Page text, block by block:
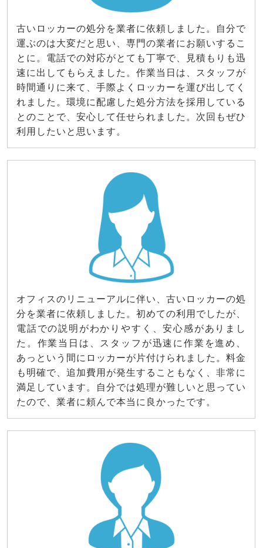
古いロッカーの処分を業者に依頼しました。自分で
運ぶのは大変だと思い、専門の業者にお願いするこ
とに。電話での対応がとても丁寧で、見積もりも迅
速に出してもらえました。作業当日は、スタッフが
時間通りに来て、手際よくロッカーを運び出してく
れました。環境に配慮した処分方法を採用している
とのことで、安心して任せられました。次回もぜひ
利用したいと思います。
オフィスのリニューアルに伴い、古いロッカーの処
分を業者に依頼しました。初めての利用でしたが、
電話での説明がわかりやすく、安心感がありまし
た。作業当日は、スタッフが迅速に作業を進め、
あっという間にロッカーが片付けられました。料金
も明確で、追加費用が発生することもなく、非常に
満足しています。自分では処理が難しいと思ってい
たので、業者に頼んで本当に良かったです。